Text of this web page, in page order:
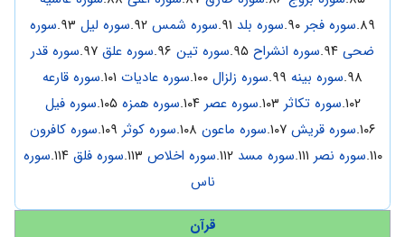
۸۹. سوره فجر سوره بلد سوره شمس سوره لیل
سوره
ضحی
سوره انشراح سوره تین سوره علق
سوره قدر
۹۸. سوره بینه سوره زلزال سوره عادیات
سوره قارعه
۱۰۲. سوره تکاثر سوره عصر ۱۰۴. سوره همزه ۱۰۵.
سوره فیل
۱۰۶. سوره قریش ۱۰۷. سوره ماعون سوره کوثر
سوره کافرون
۱۱۰. سوره نصر سوره مسد ۱۱۲. سوره اخلاص سوره فلق ۱۱۴.
سوره
ناس
قرآن